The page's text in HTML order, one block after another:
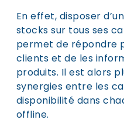
En effet, disposer
stocks sur tous ses
permet de répondre
clients et de les
produits. Il est alors
synergies entre les
disponibilité dans
offline.